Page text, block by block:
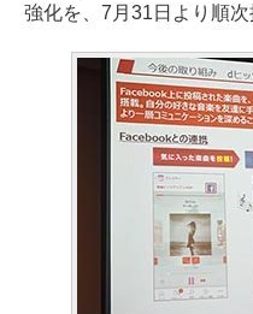
強化を、7月31日より順次